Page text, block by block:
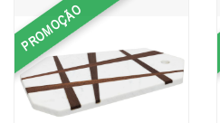
PROMOÇÃO